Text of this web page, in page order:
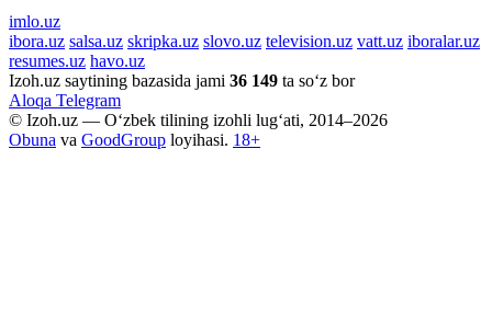
imlo.uz
ibora.uz salsa.uz skripka.uz slovo.uz television.uz vatt.uz iboralar.uz
resumes.uz havo.uz
Izoh.uz saytining bazasida jami 36 149 ta so‘z bor
Aloqa Telegram
© Izoh.uz — O‘zbek tilining izohli lug‘ati, 2014–2026
Obuna va GoodGroup loyihasi. 18+